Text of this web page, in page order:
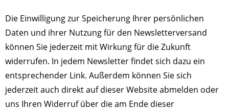
Die Einwilligung zur Speicherung Ihrer persönlichen
Daten und ihrer Nutzung für den Newsletterversand
können Sie jederzeit mit Wirkung für die Zukunft
widerrufen. In jedem Newsletter findet sich dazu ein
entsprechender Link. Außerdem können Sie sich
jederzeit auch direkt auf dieser Website abmelden oder
uns Ihren Widerruf über die am Ende dieser